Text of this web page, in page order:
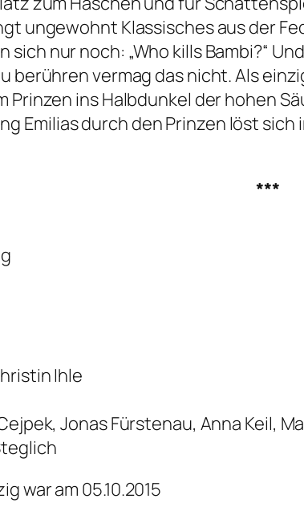
ungewohnt Klassisches aus der
nur noch: „Who kills Bambi?“
berühren vermag das nicht. Als
ins Halbdunkel der hohen
Emilias durch den Prinzen löst
***
Ihle
Jonas Fürstenau, Anna Keil,
war am 05.10.2015